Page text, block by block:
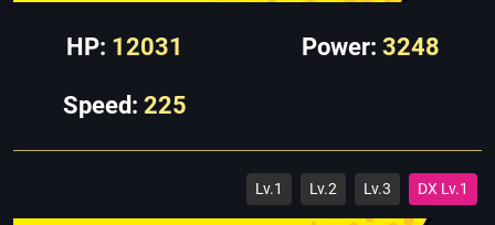
HP: 12031 Power: 3248
Speed: 225
Lv.1 Lv.2 Lv.3 DX Lv.1